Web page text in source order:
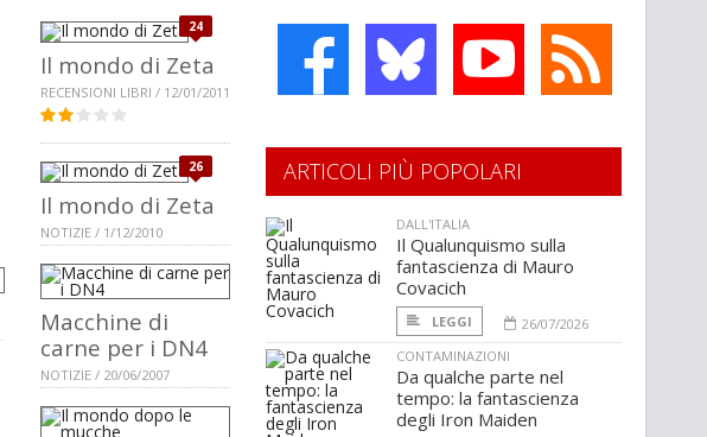
24
Il mondo di Zeta
RECENSIONI LIBRI / 12/01/2011
26
Il mondo di Zeta
NOTIZIE / 1/12/2010
Macchine di
carne per i DN4
NOTIZIE / 20/06/2007
ARTICOLI PIÙ POPOLARI
DALL'ITALIA
Il Qualunquismo sulla
fantascienza di Mauro
Covacich
LEGGI
26/07/2026
CONTAMINAZIONI
Da qualche parte nel
tempo: la fantascienza
degli Iron Maiden